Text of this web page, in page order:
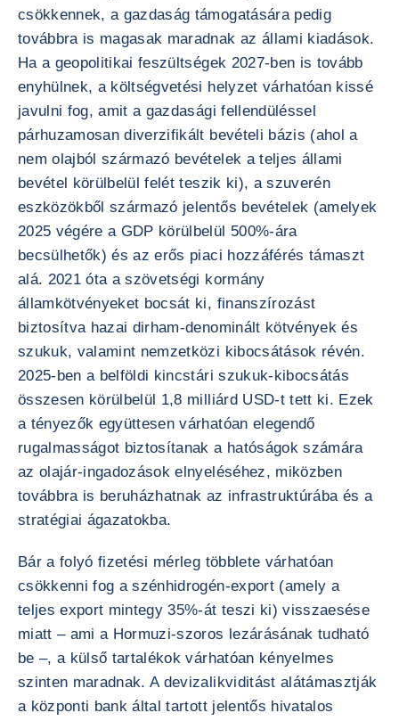
csökkennek, a gazdaság támogatására pedig
továbbra is magasak maradnak az állami kiadások.
Ha a geopolitikai feszültségek 2027-ben is tovább
enyhülnek, a költségvetési helyzet várhatóan kissé
javulni fog, amit a gazdasági fellendüléssel
párhuzamosan diverzifikált bevételi bázis (ahol a
nem olajból származó bevételek a teljes állami
bevétel körülbelül felét teszik ki), a szuverén
eszközökből származó jelentős bevételek (amelyek
2025 végére a GDP körülbelül 500%-ára
becsülhetők) és az erős piaci hozzáférés támaszt
alá. 2021 óta a szövetségi kormány
államkötvényeket bocsát ki, finanszírozást
biztosítva hazai dirham-denominált kötvények és
szukuk, valamint nemzetközi kibocsátások révén.
2025-ben a belföldi kincstári szukuk-kibocsátás
összesen körülbelül 1,8 milliárd USD-t tett ki. Ezek
a tényezők együttesen várhatóan elegendő
rugalmasságot biztosítanak a hatóságok számára
az olajár-ingadozások elnyeléséhez, miközben
továbbra is beruházhatnak az infrastruktúrába és a
stratégiai ágazatokba.
Bár a folyó fizetési mérleg többlete várhatóan
csökkenni fog a szénhidrogén-export (amely a
teljes export mintegy 35%-át teszi ki) visszaesése
miatt – ami a Hormuzi-szoros lezárásának tudható
be –, a külső tartalékok várhatóan kényelmes
szinten maradnak. A devizalikviditást alátámasztják
a központi bank által tartott jelentős hivatalos